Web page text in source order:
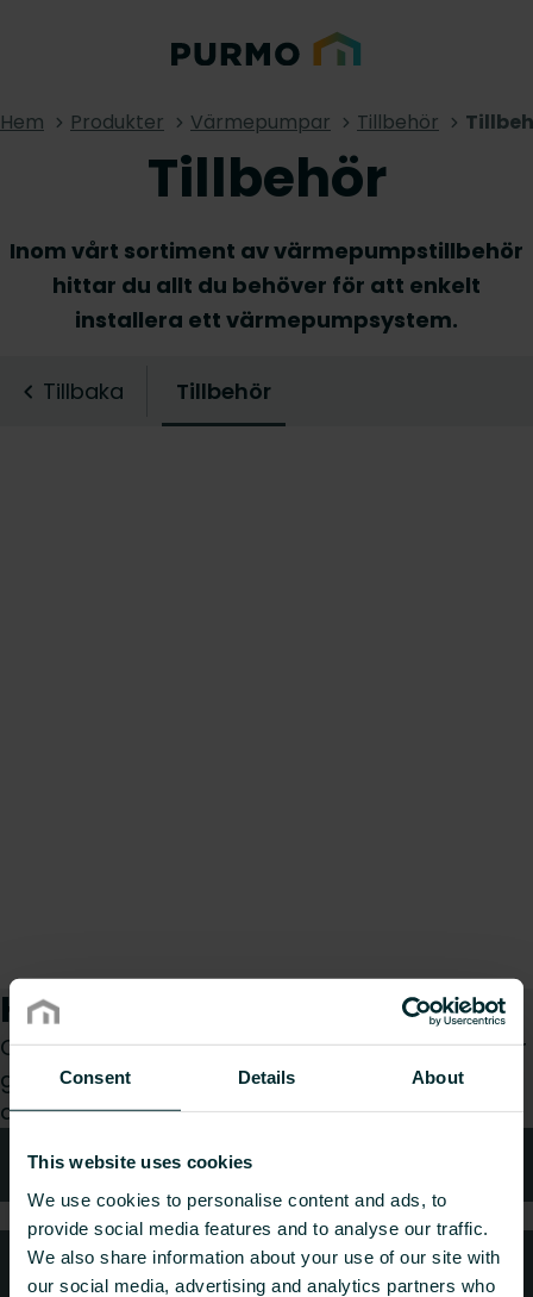
Consent Details About
This website uses cookies
We use cookies to personalise content and ads, to
provide social media features and to analyse our traffic.
We also share information about your use of our site with
our social media, advertising and analytics partners who
Hem Produkter Värmepumpar Tillbehör
Tillbehör
Inom vårt sortiment av värmepumpstillbehör
hittar du allt du behöver för att enkelt
installera ett värmepumpsystem.
Tillbaka Tillbehör
Hur kan vi hjälpa dig?
Oavsett om du är konsult, installatör, arkitekt eller
grossist, välj en kategori så tar vi gärna hand om
din förfrågan.
Teknisk rådgivning
Kundtjänst